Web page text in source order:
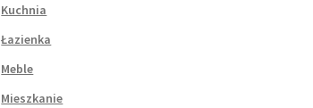
Kuchnia
Łazienka
Meble
Mieszkanie